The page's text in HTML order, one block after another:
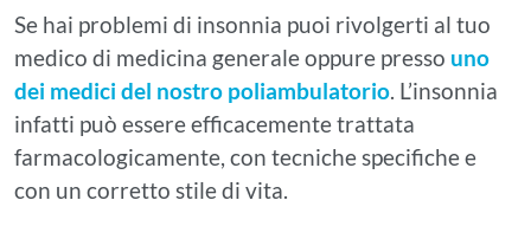
Se hai problemi di insonnia puoi rivolgerti al tuo
medico di medicina generale oppure presso uno
dei medici del nostro poliambulatorio. L’insonnia
infatti può essere efficacemente trattata
farmacologicamente, con tecniche specifiche e
con un corretto stile di vita.